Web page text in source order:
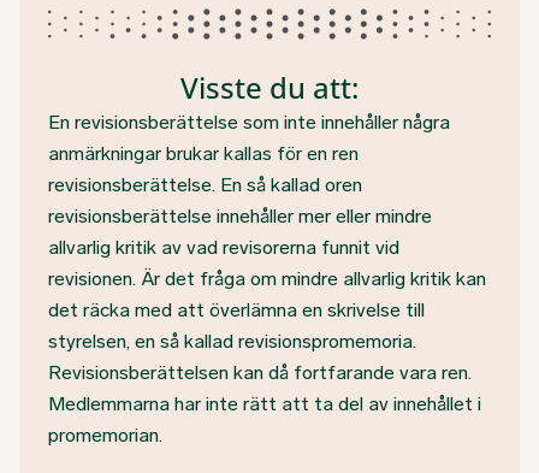
Visste du att:
En revisionsberättelse som inte innehåller några
anmärkningar brukar kallas för en ren
revisionsberättelse. En så kallad oren
revisionsberättelse innehåller mer eller mindre
allvarlig kritik av vad revisorerna funnit vid
revisionen. Är det fråga om mindre allvarlig kritik kan
det räcka med att överlämna en skrivelse till
styrelsen, en så kallad revisionspromemoria.
Revisionsberättelsen kan då fortfarande vara ren.
Medlemmarna har inte rätt att ta del av innehållet i
promemorian.